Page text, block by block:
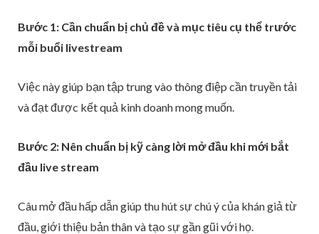
Bước 1: Cần chuẩn bị chủ đề và mục tiêu cụ thể trước
mỗi buổi livestream
Việc này giúp bạn tập trung vào thông điệp cần truyền tải
và đạt được kết quả kinh doanh mong muốn.
Bước 2: Nên chuẩn bị kỹ càng lời mở đầu khi mới bắt
đầu live stream
Câu mở đầu hấp dẫn giúp thu hút sự chú ý của khán giả từ
đầu, giới thiệu bản thân và tạo sự gần gũi với họ.